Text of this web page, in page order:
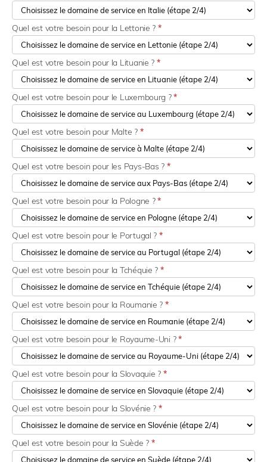
Quel est votre besoin pour la Lettonie ? *
Quel est votre besoin pour la Lituanie ? *
Quel est votre besoin pour le Luxembourg ?*
Quel est votre besoin pour Malte ? *
Quel est votre besoin pour les Pays-Bas ? *
Quel est votre besoin pour la Pologne ?*
Quel est votre besoin pour le Portugal ? *
Quel est votre besoin pour la Tchéquie ? *
Quel est votre besoin pour la Roumanie ? *
Quel est votre besoin pour le Royaume-Uni ?*
Quel est votre besoin pour la Slovaquie ? *
Quel est votre besoin pour la Slovénie ? *
Quel est votre besoin pour la Suède ? *